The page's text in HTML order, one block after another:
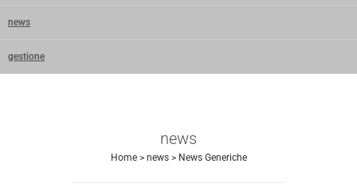
news
gestione
news
Home> news> News Generiche